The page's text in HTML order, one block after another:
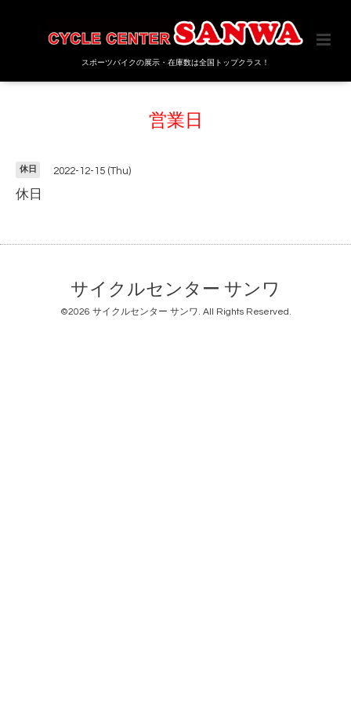
スポーツバイクの展示・在庫数は全国トップクラス！
営業日
休日 2022-12-15 (Thu)
休日
サイクルセンター サンワ
©2026 サイクルセンター サンワ. All Rights Reserved.